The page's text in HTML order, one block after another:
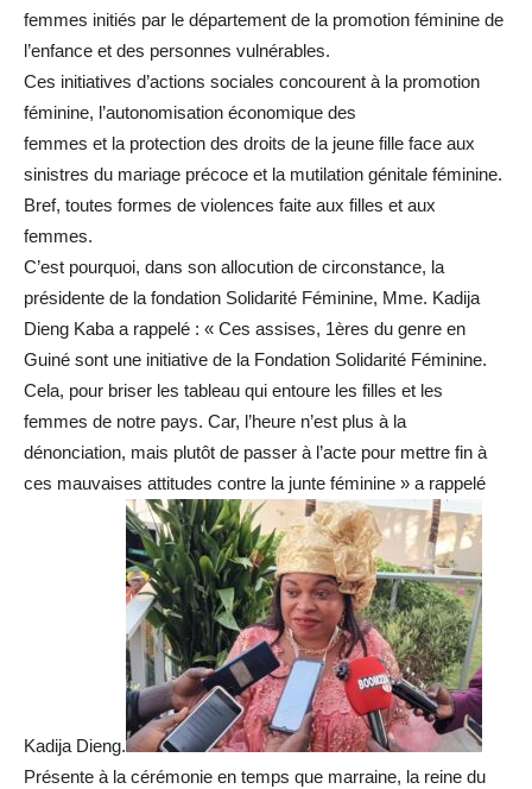
femmes initiés par le département de la promotion féminine de
l’enfance et des personnes vulnérables.
Ces initiatives d’actions sociales concourent à la promotion
féminine, l’autonomisation économique des
femmes et la protection des droits de la jeune fille face aux
sinistres du mariage précoce et la mutilation génitale féminine.
Bref, toutes formes de violences faite aux filles et aux
femmes.
C’est pourquoi, dans son allocution de circonstance, la
présidente de la fondation Solidarité Féminine, Mme. Kadija
Dieng Kaba a rappelé : « Ces assises, 1ères du genre en
Guiné sont une initiative de la Fondation Solidarité Féminine.
Cela, pour briser les tableau qui entoure les filles et les
femmes de notre pays. Car, l’heure n’est plus à la
dénonciation, mais plutôt de passer à l’acte pour mettre fin à
ces mauvaises attitudes contre la junte féminine » a rappelé
Kadija Dieng.
Présente à la cérémonie en temps que marraine, la reine du